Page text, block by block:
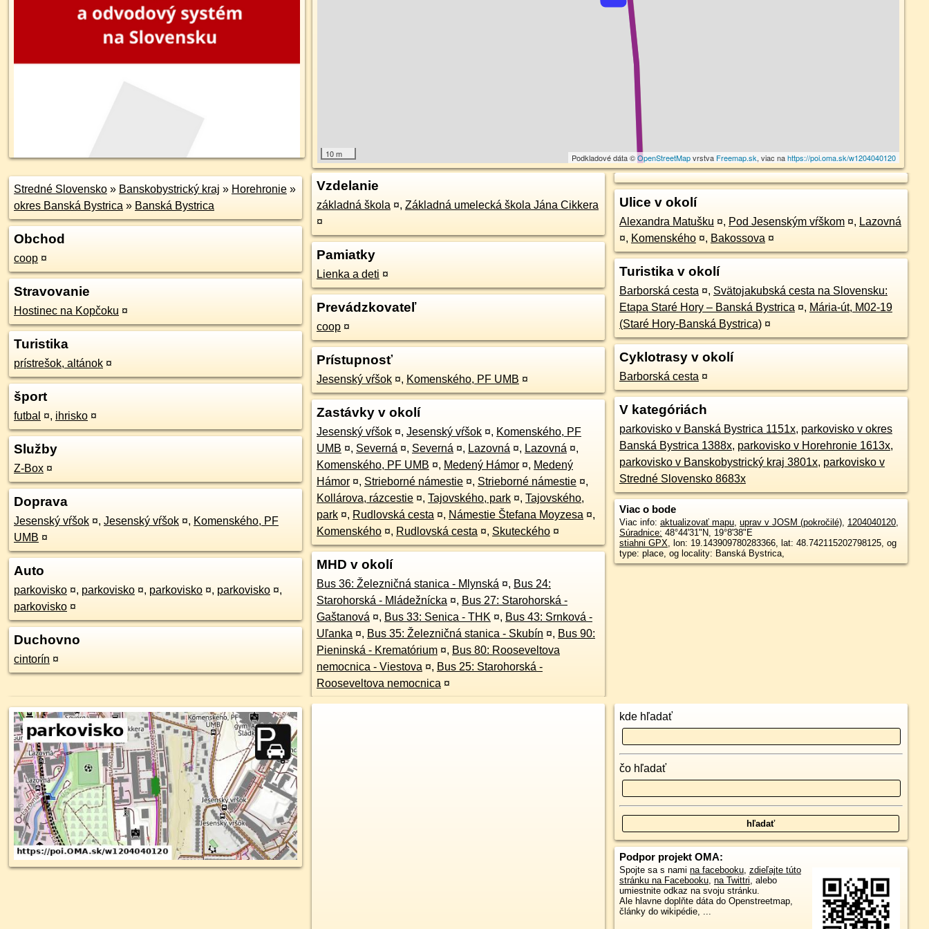
10 m Podkladové dáta ©OpenStreetMapvrstva Freemap.sk, viac nahttps://poi.oma.sk/w1204040120
Stredné Slovensko » Banskobystrický kraj » Horehronie »
okres Banská Bystrica » Banská Bystrica
Obchod
coop ¤
Stravovanie
Hostinec na Kopčoku ¤
Turistika
prístrešok, altánok ¤
šport
futbal ¤, ihrisko ¤
Služby
Z-Box ¤
Doprava
Jesenský vŕšok ¤, Jesenský vŕšok ¤, Komenského, PF
UMB ¤
Auto
parkovisko ¤, parkovisko ¤, parkovisko ¤, parkovisko ¤,
parkovisko ¤
Duchovno
cintorín ¤
Vzdelanie
základná škola ¤, Základná umelecká škola Jána Cikkera
¤
Pamiatky
Lienka a deti ¤
Prevádzkovateľ
coop ¤
Prístupnosť
Jesenský vŕšok ¤, Komenského, PF UMB ¤
Zastávky v okolí
Jesenský vŕšok ¤, Jesenský vŕšok ¤, Komenského, PF
UMB ¤, Severná ¤, Severná ¤, Lazovná ¤, Lazovná ¤,
Komenského, PF UMB ¤, Medený Hámor ¤, Medený
Hámor ¤, Strieborné námestie ¤, Strieborné námestie ¤,
Kollárova, rázcestie ¤, Tajovského, park ¤, Tajovského,
park ¤, Rudlovská cesta ¤, Námestie Štefana Moyzesa ¤,
Komenského ¤, Rudlovská cesta ¤, Skuteckého ¤
MHD v okolí
Bus 36: Železničná stanica - Mlynská ¤, Bus 24:
Starohorská - Mládežnícka ¤, Bus 27: Starohorská -
Gaštanová ¤, Bus 33: Senica - THK ¤, Bus 43: Srnková -
Uľanka ¤, Bus 35: Železničná stanica - Skubín ¤, Bus 90:
Pieninská - Krematórium ¤, Bus 80: Rooseveltova
nemocnica - Viestova ¤, Bus 25: Starohorská -
Rooseveltova nemocnica ¤
Ulice v okolí
Alexandra Matušku ¤, Pod Jesenským vŕškom ¤, Lazovná
¤, Komenského ¤, Bakossova ¤
Turistika v okolí
Barborská cesta ¤, Svätojakubská cesta na Slovensku:
Etapa Staré Hory – Banská Bystrica ¤, Mária-út, M02-19
(Staré Hory-Banská Bystrica) ¤
Cyklotrasy v okolí
Barborská cesta ¤
V kategóriách
parkovisko v Banská Bystrica 1151x, parkovisko v okres
Banská Bystrica 1388x, parkovisko v Horehronie 1613x,
parkovisko v Banskobystrický kraj 3801x, parkovisko v
Stredné Slovensko 8683x
Viac o bode
Viac info: aktualizovať mapu, uprav v JOSM (pokročilé), 1204040120,
Súradnice: 48°44'31"N, 19°8'38"E
stiahni GPX, lon: 19.143909780283366, lat: 48.742115202798125, og
type: place, og locality: Banská Bystrica,
kde hľadať
čo hľadať
Podpor projekt OMA:
Spojte sa s nami na facebooku, zdieľajte túto
stránku na Facebooku, na Twittri, alebo
umiestnite odkaz na svoju stránku.
Ale hlavne doplňte dáta do Openstreetmap,
články do wikipédie, ...